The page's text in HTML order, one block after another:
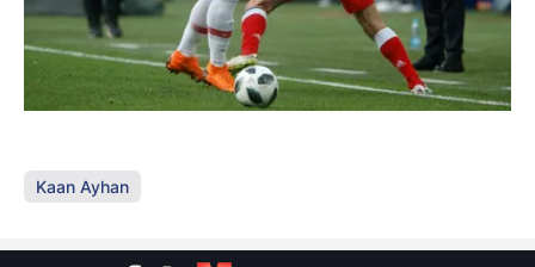
Kaan Ayhan